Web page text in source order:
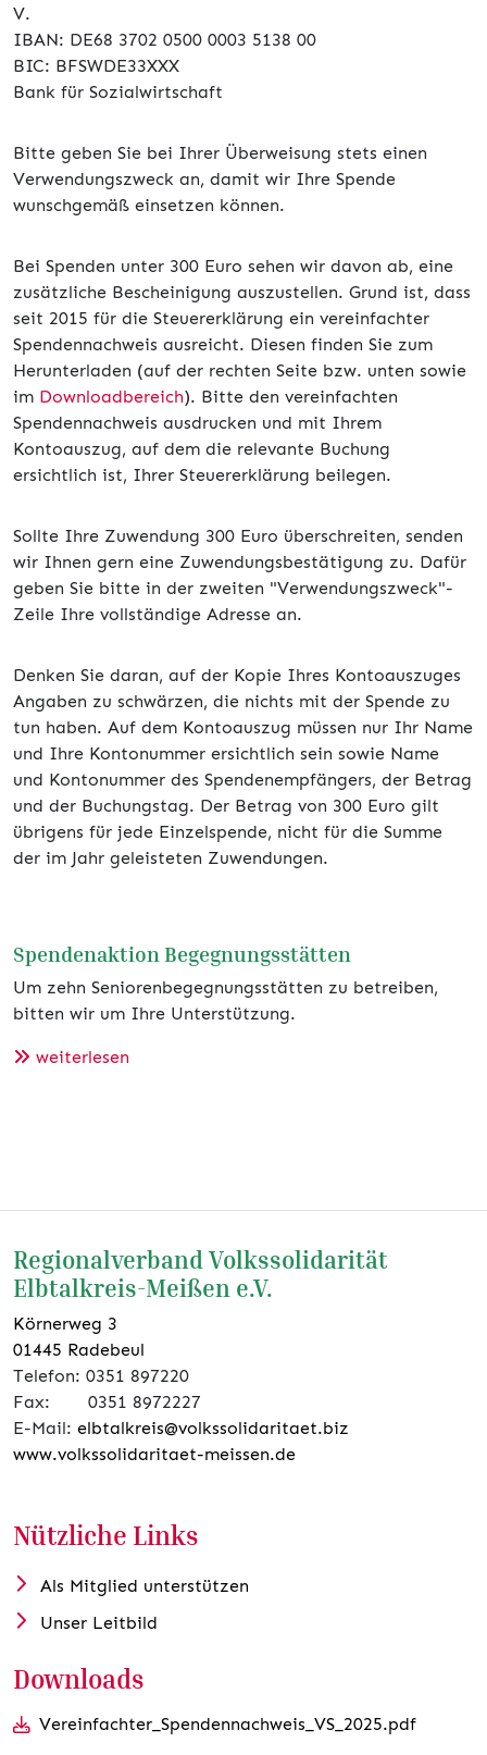
V.
IBAN: DE68 3702 0500 0003 5138 00
BIC: BFSWDE33XXX
Bank für Sozialwirtschaft
Bitte geben Sie bei Ihrer Überweisung stets einen
Verwendungszweck an, damit wir Ihre Spende
wunschgemäß einsetzen können.
Bei Spenden unter 300 Euro sehen wir davon ab, eine
zusätzliche Bescheinigung auszustellen. Grund ist, dass
seit 2015 für die Steuererklärung ein vereinfachter
Spendennachweis ausreicht. Diesen finden Sie zum
Herunterladen (auf der rechten Seite bzw. unten sowie
im Downloadbereich). Bitte den vereinfachten
Spendennachweis ausdrucken und mit Ihrem
Kontoauszug, auf dem die relevante Buchung
ersichtlich ist, Ihrer Steuererklärung beilegen.
Sollte Ihre Zuwendung 300 Euro überschreiten, senden
wir Ihnen gern eine Zuwendungsbestätigung zu. Dafür
geben Sie bitte in der zweiten "Verwendungszweck"-
Zeile Ihre vollständige Adresse an.
Denken Sie daran, auf der Kopie Ihres Kontoauszuges
Angaben zu schwärzen, die nichts mit der Spende zu
tun haben. Auf dem Kontoauszug müssen nur Ihr Name
und Ihre Kontonummer ersichtlich sein sowie Name
und Kontonummer des Spendenempfängers, der Betrag
und der Buchungstag. Der Betrag von 300 Euro gilt
übrigens für jede Einzelspende, nicht für die Summe
der im Jahr geleisteten Zuwendungen.
Spendenaktion Begegnungsstätten
Um zehn Seniorenbegegnungsstätten zu betreiben,
bitten wir um Ihre Unterstützung.
weiterlesen
Regionalverband Volkssolidarität
Elbtalkreis-Meißen e.V.
Körnerweg 3
01445 Radebeul
Telefon: 0351 897220
Fax: 0351 8972227
E-Mail: elbtalkreis@volkssolidaritaet.biz
www.volkssolidaritaet-meissen.de
Nützliche Links
Als Mitglied unterstützen
Unser Leitbild
Downloads
Vereinfachter_Spendennachweis_VS_2025.pdf